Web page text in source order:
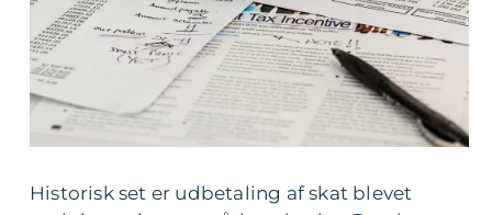
Historisk set er udbetaling af skat blevet